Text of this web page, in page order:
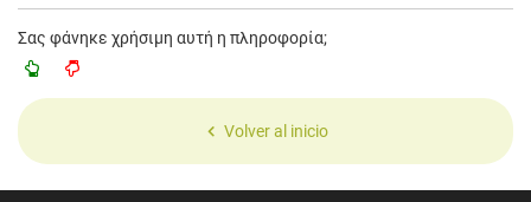
Σας φάνηκε χρήσιμη αυτή η πληροφορία;
Volver al inicio